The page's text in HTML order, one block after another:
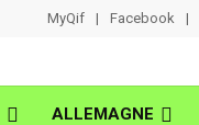
MyQif Facebook
ALLEMAGNE